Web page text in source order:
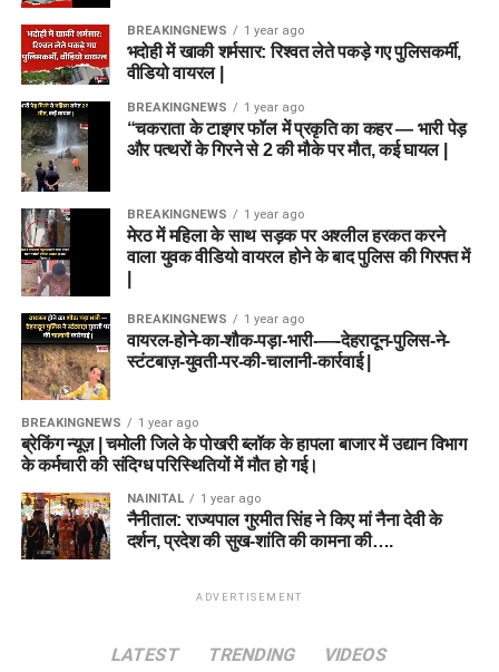
BREAKINGNEWS 1 year ago
भदोही में खाकी शर्मसार: रिश्वत लेते पकड़े गए पुलिसकर्मी,
वीडियो वायरल |
BREAKINGNEWS 1 year ago
“चकराता के टाइगर फॉल में प्रकृति का कहर — भारी पेड़
और पत्थरों के गिरने से 2 की मौके पर मौत, कई घायल |
BREAKINGNEWS 1 year ago
मेरठ में महिला के साथ सड़क पर अश्लील हरकत करने
वाला युवक वीडियो वायरल होने के बाद पुलिस की गिरफ्त में
BREAKINGNEWS 1 year ago
वायरल-होने-का-शौक-पड़ा-भारी-—-देहरादून-पुलिस-ने-
स्टंटबाज़-युवती-पर-की-चालानी-कार्रवाई |
BREAKINGNEWS 1 year ago
ब्रेकिंग न्यूज़ | चमोली जिले के पोखरी ब्लॉक के हापला बाजार में उद्यान विभाग
के कर्मचारी की संदिग्ध परिस्थितियों में मौत हो गई।
NAINITAL 1 year ago
नैनीताल: राज्यपाल गुरमीत सिंह ने किए मां नैना देवी के
दर्शन, प्रदेश की सुख-शांति की कामना की….
ADVERTISEMENT
LATEST TRENDING VIDEOS